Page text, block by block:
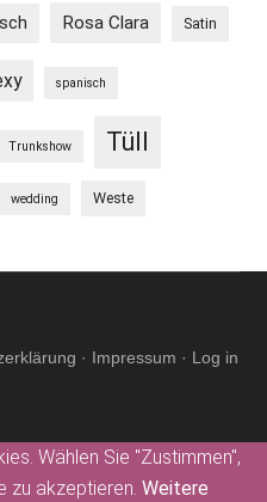
Rosa Clara Satin
spanisch
Trunkshow Tüll
wedding Weste
· Impressum · Log in
Wählen Sie "Zustimmen",
zu akzeptieren. Weitere